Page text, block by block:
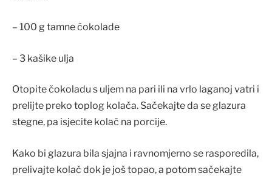
– 100 g tamne čokolade
– 3 kašike ulja
Otopite čokoladu s uljem na pari ili na vrlo laganoj vatri i
prelijte preko toplog kolača. Sačekajte da se glazura
stegne, pa isjecite kolač na porcije.
Kako bi glazura bila sjajna i ravnomjerno se rasporedila,
prelivajte kolač dok je još topao, a potom sačekajte